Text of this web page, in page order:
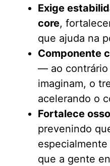
Exige
core,
que ajuda na
Componente
— ao contrário
imaginam, o
acelerando o
Fortalece
prevenindo
que a gente